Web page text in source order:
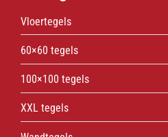
Vloertegels
60×60 tegels
100×100 tegels
XXL tegels